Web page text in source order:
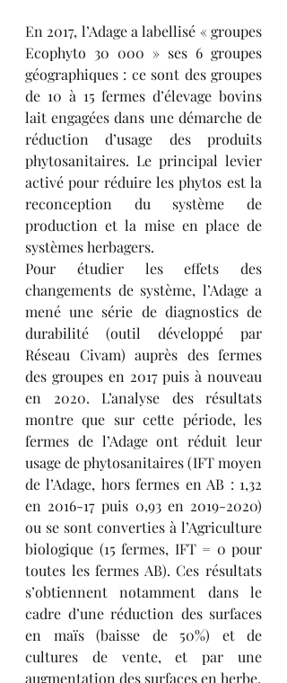
En 2017, l’Adage a labellisé « groupes
Ecophyto 30 000 » ses 6 groupes
géographiques : ce sont des groupes
de 10 à 15 fermes d’élevage bovins
lait engagées dans une démarche de
réduction d’usage des produits
phytosanitaires. Le principal levier
activé pour réduire les phytos est la
reconception du système de
production et la mise en place de
systèmes herbagers.
Pour étudier les effets des
changements de système, l’Adage a
mené une série de diagnostics de
durabilité (outil développé par
Réseau Civam) auprès des fermes
des groupes en 2017 puis à nouveau
en 2020. L’analyse des résultats
montre que sur cette période, les
fermes de l’Adage ont réduit leur
usage de phytosanitaires (IFT moyen
de l’Adage, hors fermes en AB : 1,32
en 2016-17 puis 0,93 en 2019-2020)
ou se sont converties à l’Agriculture
biologique (15 fermes, IFT = 0 pour
toutes les fermes AB). Ces résultats
s’obtiennent notamment dans le
cadre d’une réduction des surfaces
en maïs (baisse de 50%) et de
cultures de vente, et par une